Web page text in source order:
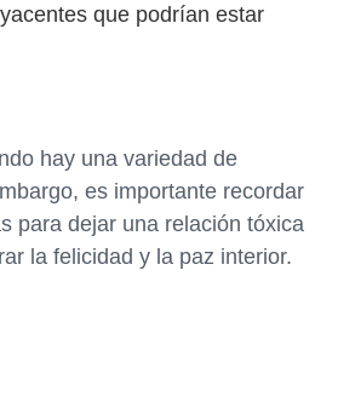
que podrían estar
hay una variedad de
es importante recordar
para dejar una relación tóxica
la felicidad y la paz interior.